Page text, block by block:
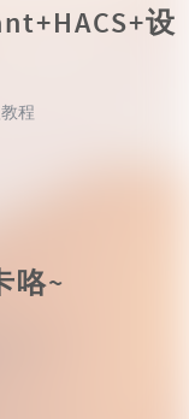
设
程
咯~